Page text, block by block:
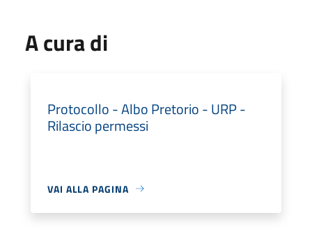
A cura di
Protocollo - Albo Pretorio - URP -
Rilascio permessi
VAI ALLA PAGINA